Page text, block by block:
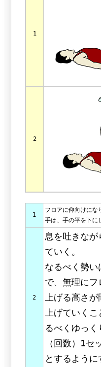
1
2
1
フロアに仰向けにな
手は、手の平を下に
2
息を吐きなが
ていく。
なるべく勢
で、無理に
上げる高さが
上げていくこ
るべくゆっ
（回数）1
とするように